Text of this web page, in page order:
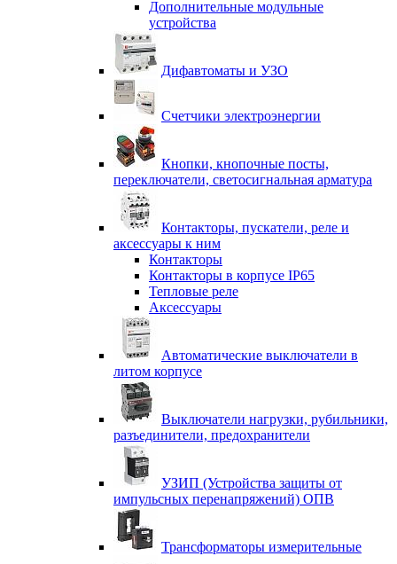
Дополнительные модульные
устройства
Дифавтоматы и УЗО
Счетчики электроэнергии
Кнопки, кнопочные посты,
переключатели, светосигнальная арматура
Контакторы, пускатели, реле и
аксессуары к ним
Контакторы
Контакторы в корпусе IP65
Тепловые реле
Аксессуары
Автоматические выключатели в
литом корпусе
Выключатели нагрузки, рубильники,
разъединители, предохранители
УЗИП (Устройства защиты от
импульсных перенапряжений) ОПВ
Трансформаторы измерительные